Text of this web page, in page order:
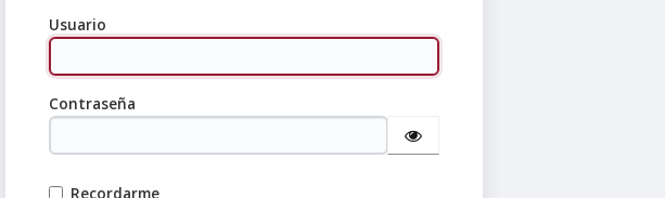
Usuario
Contraseña
Recordarme